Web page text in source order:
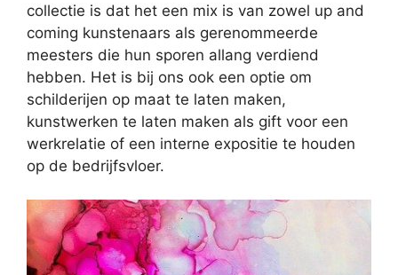
collectie is dat het een mix is van zowel up and
coming kunstenaars als gerenommeerde
meesters die hun sporen allang verdiend
hebben. Het is bij ons ook een optie om
schilderijen op maat te laten maken,
kunstwerken te laten maken als gift voor een
werkrelatie of een interne expositie te houden
op de bedrijfsvloer.